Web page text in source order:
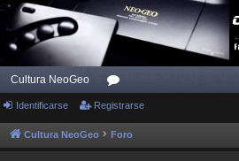
Cultura NeoGeo
or
os
Identificarse Registrarse
Cultura NeoGeo Foro